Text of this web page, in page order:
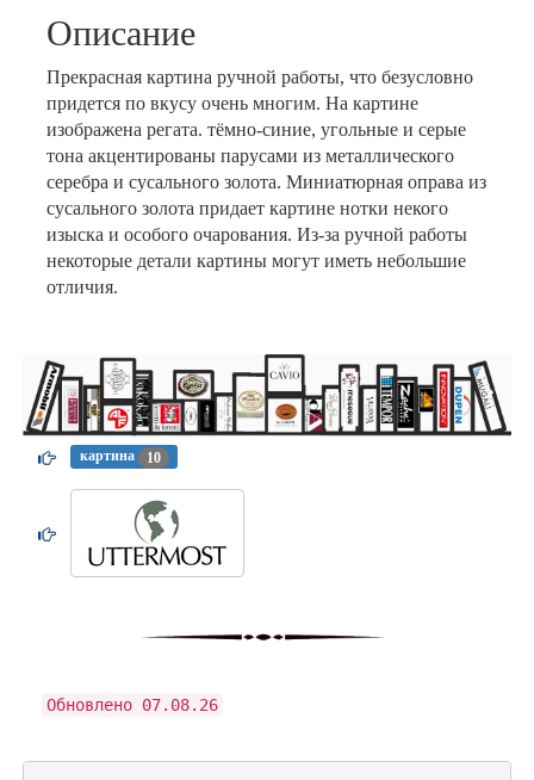
Описание
Прекрасная картина ручной работы, что безусловно
придется по вкусу очень многим. На картине
изображена регата. тёмно-синие, угольные и серые
тона акцентированы парусами из металлического
серебра и сусального золота. Миниатюрная оправа из
сусального золота придает картине нотки некого
изыска и особого очарования. Из-за ручной работы
некоторые детали картины могут иметь небольшие
отличия.
картина 10
Обновлено 07.08.26